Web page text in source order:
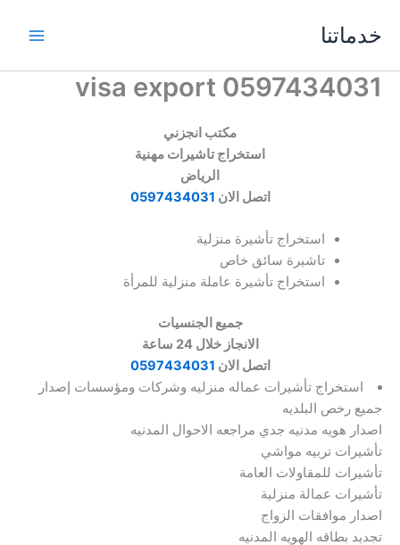
خدماتنا
visa export 0597434031
مكتب انجزني
استخراج تاشيرات مهنية
‏الرياض
اتصل الان 0597434031
استخراج تأشيرة منزلية
تاشيرة سائق خاص
استخراج تأشيرة عاملة منزلية للمرأة
جميع الجنسيات
‏الانجاز خلال 24 ساعة
اتصل الان 0597434031
استخراج تأشيرات عماله منزليه وشركات ومؤسسات إصدار
جميع رخص البلديه
اصدار هويه مدنيه جدي مراجعه الاحوال المدنيه
تأشيرات تربيه مواشي
تأشيرات للمقاولات العامة
تأشيرات عمالة منزلية
اصدار موافقات الزواج
تجديد بطاقه الهويه المدنيه